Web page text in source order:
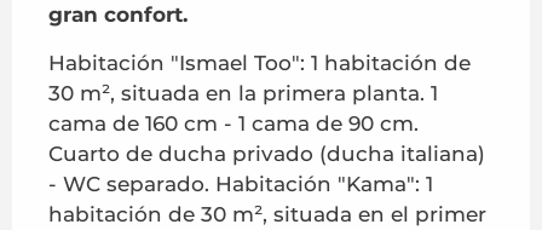
gran confort.
Habitación "Ismael Too": 1 habitación de
30 m², situada en la primera planta. 1
cama de 160 cm - 1 cama de 90 cm.
Cuarto de ducha privado (ducha italiana)
- WC separado. Habitación "Kama": 1
habitación de 30 m², situada en el primer